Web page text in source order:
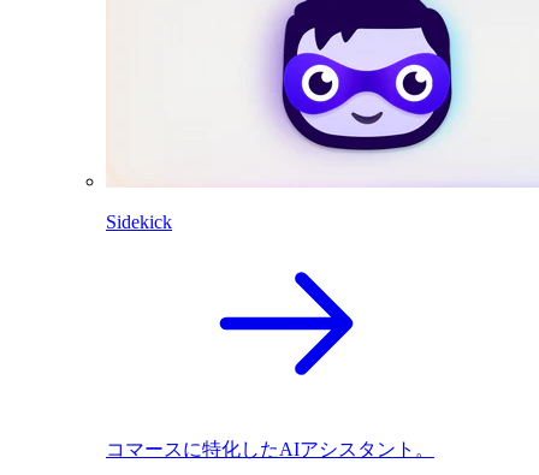
Sidekick
コマースに特化したAIアシスタント。